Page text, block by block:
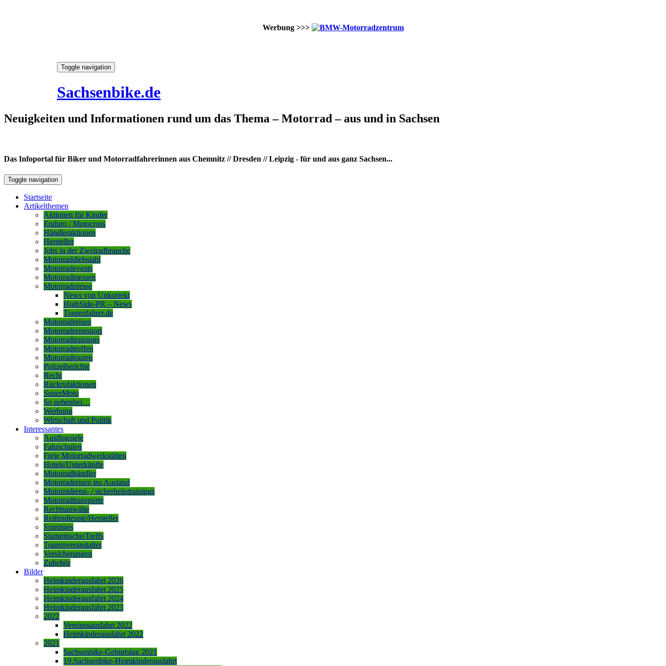
Werbung >>>
Toggle navigation
Sachsenbike.de
Neuigkeiten und Informationen rund um das Thema – Motorrad – aus und in Sachsen
Das Infoportal für Biker und Motorradfahrerinnen aus Chemnitz // Dresden // Leipzig - für und aus ganz Sachsen...
Toggle navigation
Startseite
Artikelthemen
Aktionen für Kinder
Enduro / Motocross
Händleraktionen
Hersteller
Jobs in der Zweiradbranche
Motorraddiebstahl
Motorradevents
Motorradmessen
Motorradpresse
News von Unkorrekt
HighSide-PR – News
Tourenfahrer.de
Motorradreisen
Motorradrennsport
Motorradtrainings
Motorradtreffen
Motorradtouren
Polizeiberichte
Recht
Rückrufaktionen
SuperMoto
So nebenbei…
Werbung
Wirtschaft und Politik
Interessantes
Ausflugziele
Fahrschulen
Freie Motorradwerkstätten
Hotels/Unterkünfte
Motorradhändler
Motorradreisen ins Ausland
Motorradrenn- / sicherheitstrainings
Motorradtransporte
Rechtsanwälte
Reifendienste/Hersteller
Sonstiges
Stammtische/Treffs
Tourenveranstalter
Versicherungen
Zubehör
Bilder
Heimkinderausfahrt 2026
Heimkinderausfahrt 2025
Heimkinderausfahrt 2024
Heimkinderausfahrt 2023
2022
Vereinssausfahrt 2022
Heimkinderausfahrt 2022
2021
Sachsenbike-Geburtstag 2021
19.Sachsenbike-Heimkinderausfahrt